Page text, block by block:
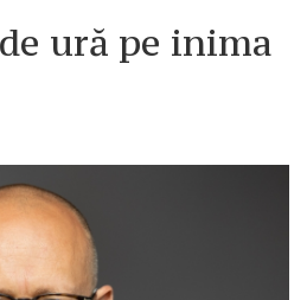
ură pe inima